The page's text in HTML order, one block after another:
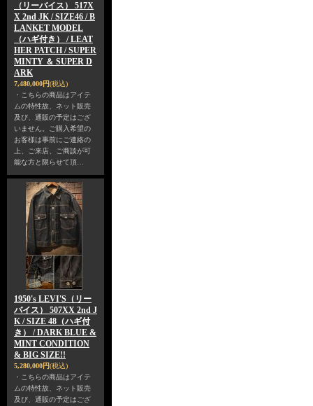
（リーバイス） 517X
X 2nd JK / SIZE46 / B
LANKET MODEL
（ハギ付き） / LEAT
HER PATCH / SUPER
MINTY ＆ SUPER D
ARK
7,480,000円(税込)
・こちらの商品はアイテ
ムの特性故、ネット販売
及び、通販の予定はござ
いません。ご購入希望の
お客様は事前にご連絡の
上、ご来店、ご商談が可
能な方と限らせて頂…
1950's LEVI'S（リー
バイス） 507XX 2nd J
K / SIZE 48（ハギ付
き） / DARK BLUE &
MINT CONDITION
& BIG SIZE!!
5,280,000円(税込)
・こちらの商品はアイテ
ムの特性故、ネット販売
及び、通販の予定はござ